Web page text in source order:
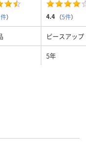
） 4.4 （5件）
ピースアップ
5年